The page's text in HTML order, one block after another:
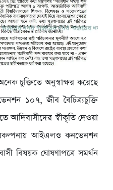
চুক্তিতে অনুস্বাক্ষর করেছে
১০৭, জীব বৈচিত্র্যচুক্তি
আদিবাসীদের স্বীকৃতি দেওয়া
আইএলও কনভেনশন
বিষয়ক ঘোষণাপত্রে সমর্থন